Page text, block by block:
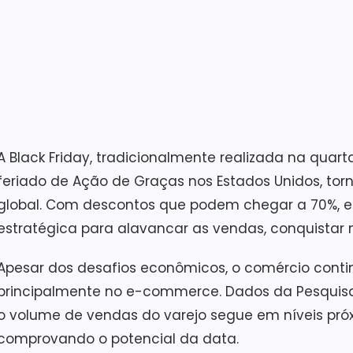
Black Friday, tradicionalmente realizada na
de Ação de Graças nos Estados Unidos,
Com descontos que podem chegar a
para alavancar as vendas, conquistar
dos desafios econômicos, o comércio
no e-commerce. Dados da
volume de vendas do varejo segue em níveis
o potencial da data.